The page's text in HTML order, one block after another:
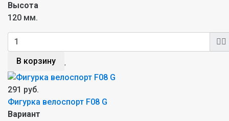
Высота
120 мм.
В корзину
291 руб.
Фигурка велоспорт F08 G
Вариант